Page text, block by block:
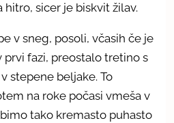
hitro, sicer je biskvit žilav.
v sneg, posoli, včasih če je
fazi, preostalo tretino s
stepene beljake. To
na roke počasi vmeša v
tako kremasto puhasto